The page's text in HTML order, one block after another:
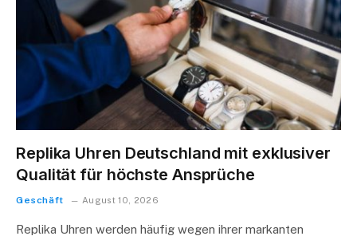
Replika Uhren Deutschland mit exklusiver
Qualität für höchste Ansprüche
Geschäft August 10, 2026
Replika Uhren werden häufig wegen ihrer markanten